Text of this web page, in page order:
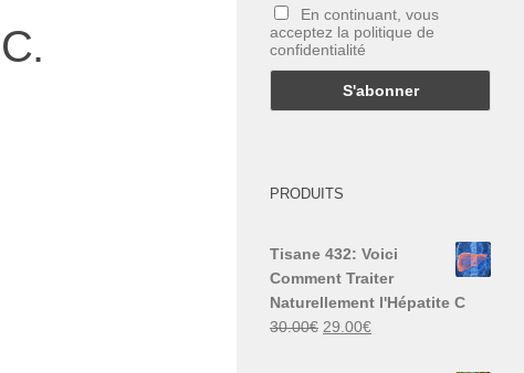
En continuant, vous
acceptez la politique de
confidentialité
PRODUITS
Tisane 432: Voici
Comment Traiter
Naturellement l'Hépatite C
30.00€ Le
29.00€Le